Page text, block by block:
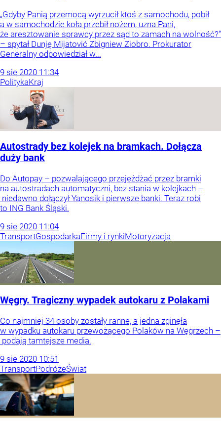
„Gdyby Panią przemocą wyrzucił ktoś z samochodu, pobił
a w samochodzie koła przebił nożem, uzna Pani,
że aresztowanie sprawcy przez sąd to zamach na wolność?”
– spytał Dunję Mijatović Zbigniew Ziobro. Prokurator
Generalny odpowiedział w...
9 sie 2020 11:34
PolitykaKraj
Autostrady bez kolejek na bramkach. Dołącza
duży bank
Do Autopay – pozwalającego przejeżdżać przez bramki
na autostradach automatyczni, bez stania w kolejkach –
niedawno dołączył Yanosik i pierwsze banki. Teraz robi
to ING Bank Śląski.
9 sie 2020 11:04
TransportGospodarkaFirmy i rynkiMotoryzacja
Węgry. Tragiczny wypadek autokaru z Polakami
Co najmniej 34 osoby zostały ranne, a jedna zginęła
w wypadku autokaru przewożącego Polaków na Węgrzech –
podają tamtejsze media.
9 sie 2020 10:51
TransportPodróżeŚwiat